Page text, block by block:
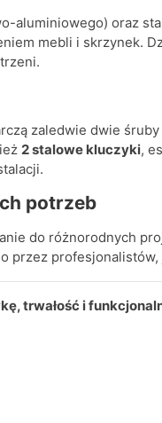
aluminiowego) oraz
mebli i skrzynek.
zaledwie dwie śruby
2 stalowe kluczyki,
potrzeb
do różnorodnych
przez
trwałość i